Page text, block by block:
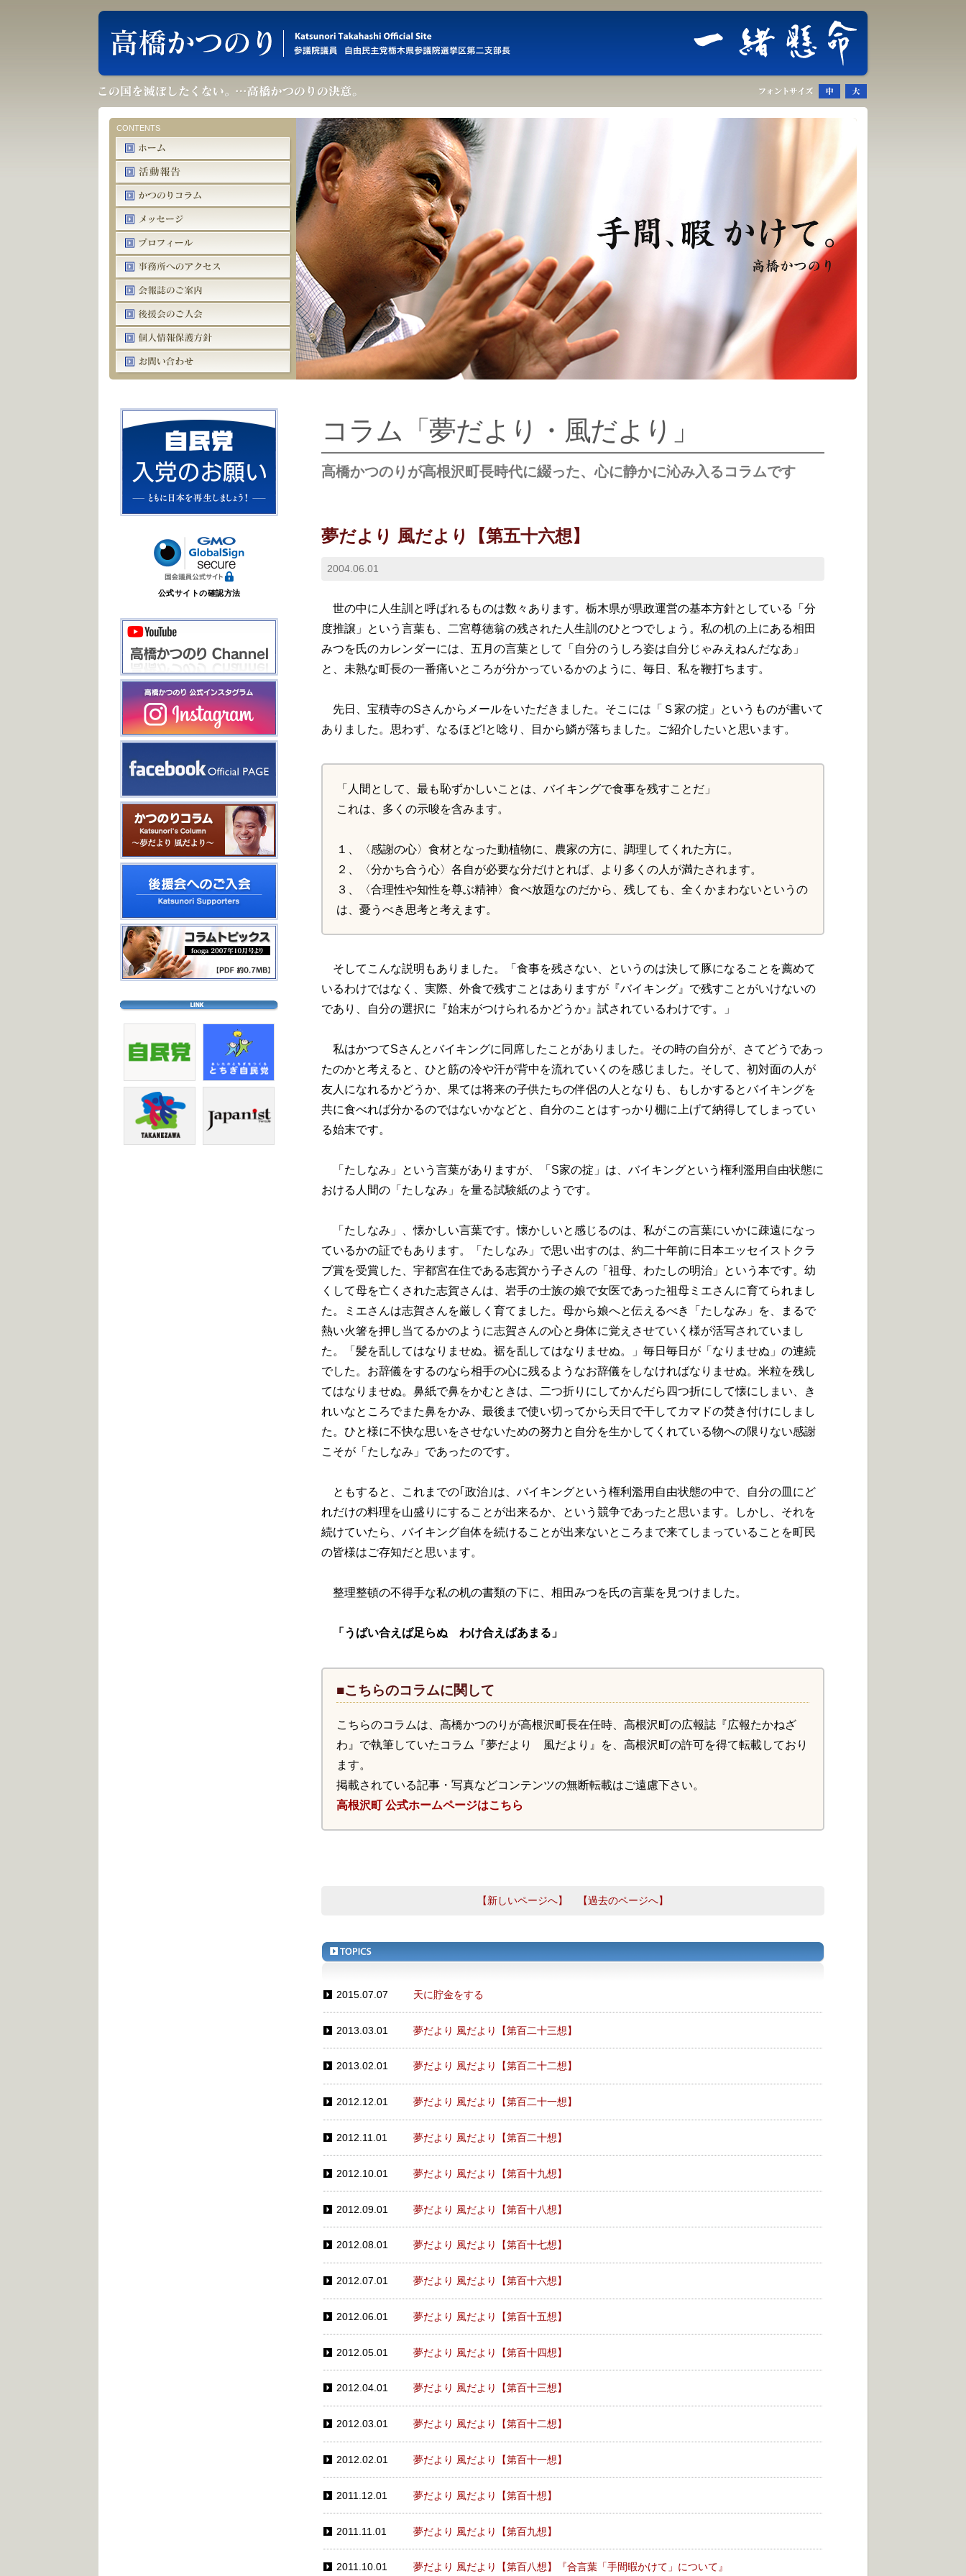
CONTENTS
コラム「夢だより・風だより」
高橋かつのりが高根沢町長時代に綴った、心に静かに沁み入るコラムです
夢だより 風だより【第五十六想】
2004.06.01
世の中に人生訓と呼ばれるものは数々あります。栃木県が県政運営の基本方針としている「分
度推譲」という言葉も、二宮尊徳翁の残された人生訓のひとつでしょう。私の机の上にある相田
みつを氏のカレンダーには、五月の言葉として「自分のうしろ姿は自分じゃみえねんだなあ」
と、未熟な町長の一番痛いところが分かっているかのように、毎日、私を鞭打ちます。
先日、宝積寺のSさんからメールをいただきました。そこには「Ｓ家の掟」というものが書いて
ありました。思わず、なるほど!と唸り、目から鱗が落ちました。ご紹介したいと思います。
「人間として、最も恥ずかしいことは、バイキングで食事を残すことだ」
これは、多くの示唆を含みます。
１、〈感謝の心〉食材となった動植物に、農家の方に、調理してくれた方に。
２、〈分かち合う心〉各自が必要な分だけとれば、より多くの人が満たされます。
３、〈合理性や知性を尊ぶ精神〉食べ放題なのだから、残しても、全くかまわないというの
は、憂うべき思考と考えます。
そしてこんな説明もありました。「食事を残さない、というのは決して豚になることを薦めて
いるわけではなく、実際、外食で残すことはありますが『バイキング』で残すことがいけないの
であり、自分の選択に『始末がつけられるかどうか』試されているわけです。」
私はかつてSさんとバイキングに同席したことがありました。その時の自分が、さてどうであっ
たのかと考えると、ひと筋の冷や汗が背中を流れていくのを感じました。そして、初対面の人が
友人になれるかどうか、果ては将来の子供たちの伴侶の人となりも、もしかするとバイキングを
共に食べれば分かるのではないかなどと、自分のことはすっかり棚に上げて納得してしまってい
る始末です。
「たしなみ」という言葉がありますが、「S家の掟」は、バイキングという権利濫用自由状態に
おける人間の「たしなみ」を量る試験紙のようです。
「たしなみ」、懐かしい言葉です。懐かしいと感じるのは、私がこの言葉にいかに疎遠になっ
ているかの証でもあります。「たしなみ」で思い出すのは、約二十年前に日本エッセイストクラ
ブ賞を受賞した、宇都宮在住である志賀かう子さんの「祖母、わたしの明治」という本です。幼
くして母を亡くされた志賀さんは、岩手の士族の娘で女医であった祖母ミエさんに育てられまし
た。ミエさんは志賀さんを厳しく育てました。母から娘へと伝えるべき「たしなみ」を、まるで
熱い火箸を押し当てるかのように志賀さんの心と身体に覚えさせていく様が活写されていまし
た。「髪を乱してはなりませぬ。裾を乱してはなりませぬ。」毎日毎日が「なりませぬ」の連続
でした。お辞儀をするのなら相手の心に残るようなお辞儀をしなければなりませぬ。米粒を残し
てはなりませぬ。鼻紙で鼻をかむときは、二つ折りにしてかんだら四つ折にして懐にしまい、き
れいなところでまた鼻をかみ、最後まで使い切ってから天日で干してカマドの焚き付けにしまし
た。ひと様に不快な思いをさせないための努力と自分を生かしてくれている物への限りない感謝
こそが「たしなみ」であったのです。
ともすると、これまでの｢政治｣は、バイキングという権利濫用自由状態の中で、自分の皿にど
れだけの料理を山盛りにすることが出来るか、という競争であったと思います。しかし、それを
続けていたら、バイキング自体を続けることが出来ないところまで来てしまっていることを町民
の皆様はご存知だと思います。
整理整頓の不得手な私の机の書類の下に、相田みつを氏の言葉を見つけました。
「うばい合えば足らぬ わけ合えばあまる」
■こちらのコラムに関して
こちらのコラムは、高橋かつのりが高根沢町長在任時、高根沢町の広報誌『広報たかねざ
わ』で執筆していたコラム『夢だより 風だより』を、高根沢町の許可を得て転載しており
ます。
掲載されている記事・写真などコンテンツの無断転載はご遠慮下さい。
高根沢町 公式ホームページはこちら
【新しいページへ】 【過去のページへ】
2015.07.07 天に貯金をする
2013.03.01 夢だより 風だより【第百二十三想】
2013.02.01 夢だより 風だより【第百二十二想】
2012.12.01 夢だより 風だより【第百二十一想】
2012.11.01 夢だより 風だより【第百二十想】
2012.10.01 夢だより 風だより【第百十九想】
2012.09.01 夢だより 風だより【第百十八想】
2012.08.01 夢だより 風だより【第百十七想】
2012.07.01 夢だより 風だより【第百十六想】
2012.06.01 夢だより 風だより【第百十五想】
2012.05.01 夢だより 風だより【第百十四想】
2012.04.01 夢だより 風だより【第百十三想】
2012.03.01 夢だより 風だより【第百十二想】
2012.02.01 夢だより 風だより【第百十一想】
2011.12.01 夢だより 風だより【第百十想】
2011.11.01 夢だより 風だより【第百九想】
2011.10.01 夢だより 風だより【第百八想】『合言葉「手間暇かけて」について』
公式サイトの確認方法